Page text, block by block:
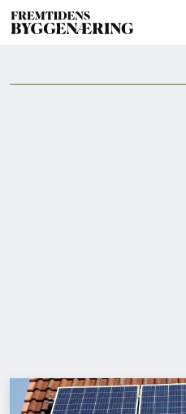
Bærekraft
Arendalsuka